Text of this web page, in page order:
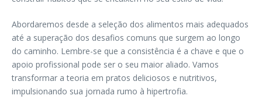
Abordaremos desde a seleção dos alimentos mais adequados
até a superação dos desafios comuns que surgem ao longo
do caminho. Lembre-se que a consistência é a chave e que o
apoio profissional pode ser o seu maior aliado. Vamos
transformar a teoria em pratos deliciosos e nutritivos,
impulsionando sua jornada rumo à hipertrofia.